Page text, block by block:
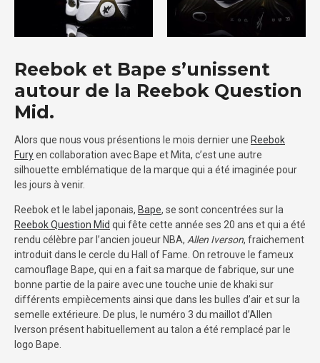
Reebok et Bape s’unissent
autour de la Reebok Question
Mid.
Alors que nous vous présentions le mois dernier une Reebok
Furyen collaboration avec Bape et Mita, c’est une autre
silhouette emblématique de la marque qui a été imaginée pour
les jours à venir.
Reebok et le label japonais, Bape, se sont concentrées sur la
Reebok Question Mid qui fête cette année ses 20 ans et qui a été
rendu célèbre par l’ancien joueur NBA, Allen Iverson, fraichement
introduit dans le cercle du Hall of Fame. On retrouve le fameux
camouflage Bape, qui en a fait sa marque de fabrique, sur une
bonne partie de la paire avec une touche unie de khaki sur
différents empiècements ainsi que dans les bulles d’air et sur la
semelle extérieure. De plus, le numéro 3 du maillot d’Allen
Iverson présent habituellement au talon a été remplacé par le
logo Bape.